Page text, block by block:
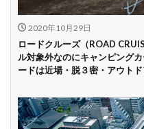
2020年10月29日
ロードクルーズ（ROAD
ル対象外なのにキャンピング
ードは近場・脱３密・アウト